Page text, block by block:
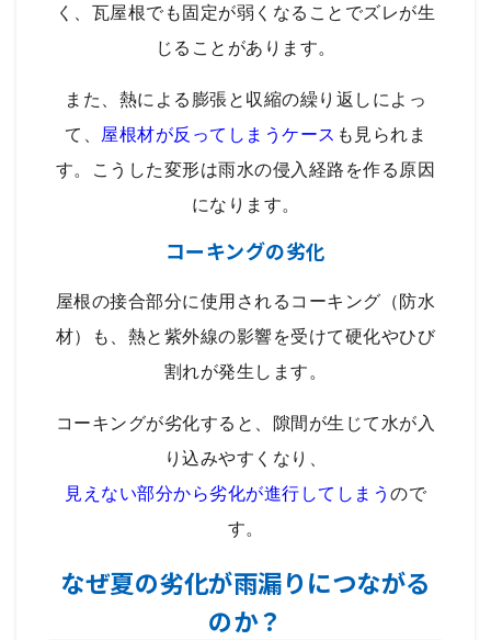
く、瓦屋根でも固定が弱くなることでズレが生
じることがあります。
また、熱による膨張と収縮の繰り返しによっ
て、
屋根材が反ってしまうケース も見られま
す。こうした変形は雨水の侵入経路を作る原因
になります。
コーキングの劣化
屋根の接合部分に使用されるコーキング（防水
材）も、熱と紫外線の影響を受けて硬化やひび
割れが発生します。
コーキングが劣化すると、隙間が生じて水が入
り込みやすくなり、
見えない部分から劣化が進行してしまう ので
す。
なぜ夏の劣化が雨漏りにつながる
のか？